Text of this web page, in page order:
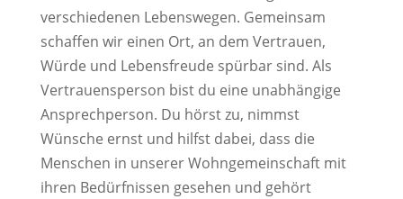
verschiedenen Lebenswegen. Gemeinsam
schaffen wir einen Ort, an dem Vertrauen,
Würde und Lebensfreude spürbar sind. Als
Vertrauensperson bist du eine unabhängige
Ansprechperson. Du hörst zu, nimmst
Wünsche ernst und hilfst dabei, dass die
Menschen in unserer Wohngemeinschaft mit
ihren Bedürfnissen gesehen und gehört